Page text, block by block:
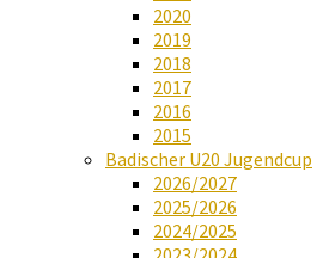
2020
2019
2018
2017
2016
2015
Badischer U20 Jugendcup
2026/2027
2025/2026
2024/2025